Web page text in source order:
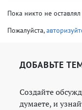
Пока никто не
Пожалуйста,
ДОБАВЬТЕ
Создайте
думаете, и